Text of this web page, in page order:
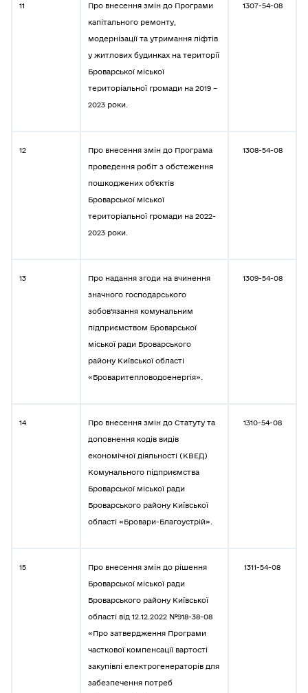
11
Про внесення змін до Програми
капітального ремонту,
модернізації та утримання ліфтів
у житлових будинках на території
Броварської міської
територіальної громади на 2019 –
2023 роки.
1307-54-08
12
Про внесення змін до Програма
проведення робіт з обстеження
пошкоджених об’єктів
Броварської міської
територіальної громади на 2022-
2023 роки.
1308-54-08
13
Про надання згоди на вчинення
значного господарського
зобов’язання комунальним
підприємством Броварської
міської ради Броварського
району Київської області
«Броваритепловодоенергія».
1309-54-08
14
Про внесення змін до Статуту та
доповнення кодів видів
економічної діяльності (КВЕД)
Комунального підприємства
Броварської міської ради
Броварського району Київської
області «Бровари-Благоустрій».
1310-54-08
15
Про внесення змін до рішення
Броварської міської ради
Броварського району Київської
області від 12.12.2022 №918-38-08
«Про затвердження Програми
часткової компенсації вартості
закупівлі електрогенераторів для
забезпечення потреб
1311-54-08